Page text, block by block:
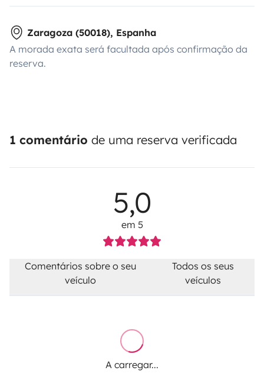
Zaragoza (50018), Espanha
A morada exata será facultada após confirmação da
reserva.
1 comentário de uma reserva verificada
5,0
em 5
Comentários sobre o seu
veículo
Todos os seus
veículos
A carregar...